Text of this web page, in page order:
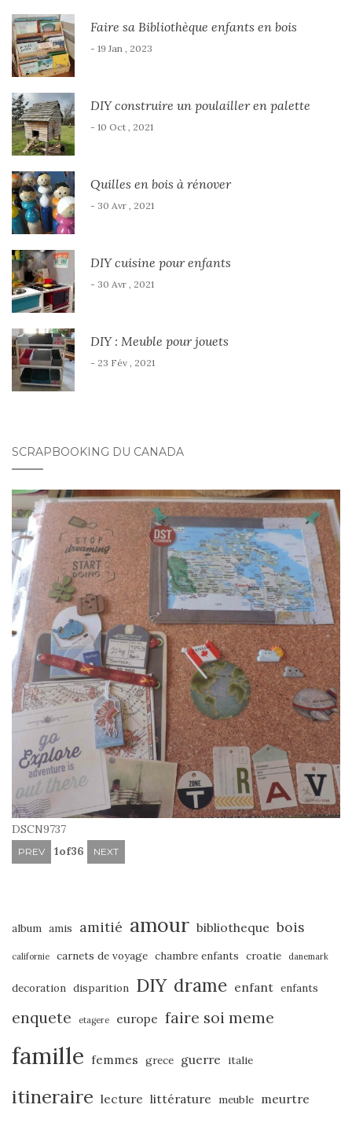
Faire sa Bibliothèque enfants en bois
- 19 Jan , 2023
DIY construire un poulailler en palette
- 10 Oct , 2021
Quilles en bois à rénover
- 30 Avr , 2021
DIY cuisine pour enfants
- 30 Avr , 2021
DIY : Meuble pour jouets
- 23 Fév , 2021
SCRAPBOOKING DU CANADA
DSCN9737
PREV 1of36 NEXT
album amis amitié amour bibliotheque bois
californie carnets de voyage chambre enfants croatie danemark
decoration disparition DIY drame enfant enfants
enquete etagere europe faire soi meme
famille femmes grece guerre italie
itineraire lecture littérature meuble meurtre